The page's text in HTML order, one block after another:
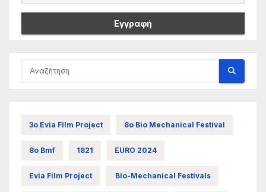
3ο Evia Film Project 8ο Bio Mechanical Festival
8ο Bmf 1821 EURO 2024
Evia Film Project Bio-Mechanical Festivals